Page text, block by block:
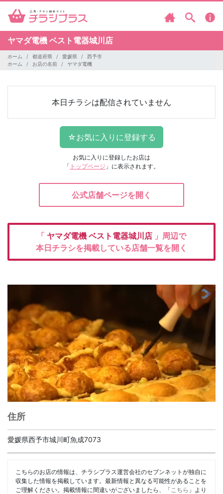
ヤマダ電機 ベスト電器城川店
ホーム 都道府県 愛媛県
西予市
ホーム
お店の名前 ヤマダ電機
本日チラシは配信されていません
お気に入りに登録したお店は
「 トップページ 」に表示されます。
公式店舗ページを開く
「 ヤマダ電機 ベスト電器城川店 」周辺で
本日チラシを掲載している店舗一覧を開く
住所
愛媛県西予市城川町魚成7073
こちらのお店の情報は、チラシプラス運営会社のセブンネットが独自に
収集した情報を掲載しています。最新情報と異なる可能性があることを
ご理解ください。掲載情報に間違いがございましたら、「 こちら 」より